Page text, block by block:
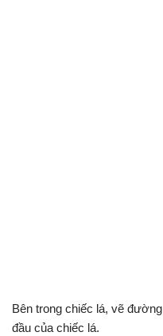
Bên trong chiếc lá, vẽ
đầu của chiếc lá.